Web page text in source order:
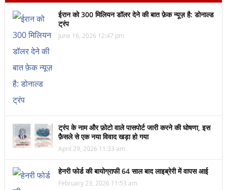
ईरान को 300 मिलियन डॉलर देने की बात फ़ेक न्यूज़ है: डोनाल्ड
ट्रंप
June 16, 2026 12:47 pm
ट्रंप के नाम और फ़ोटो वाले पासपोर्ट जारी करने की घोषणा, इस
फ़ैसले से एक नया विवाद खड़ा हो गया
April 29, 2026 11:33 am
हेनरी फोर्ड की बायोग्राफी 64 साल बाद लाइब्रेरी में वापस आई
February 23, 2026 11:53 am